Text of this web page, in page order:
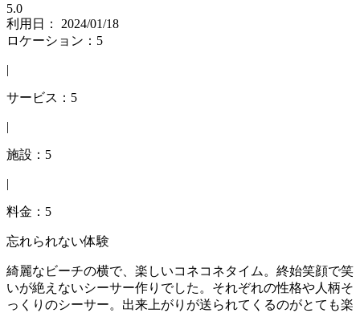
5.0
利用日： 2024/01/18
ロケーション：5
|
サービス：5
|
施設：5
|
料金：5
忘れられない体験
綺麗なビーチの横で、楽しいコネコネタイム。終始笑顔で笑
いが絶えないシーサー作りでした。それぞれの性格や人柄そ
っくりのシーサー。出来上がりが送られてくるのがとても楽